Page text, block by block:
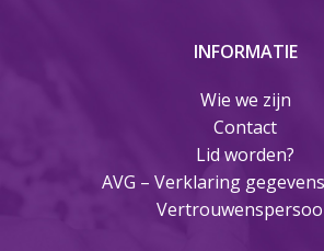
INFORMATIE
Wie we zijn
Contact
Lid worden?
AVG – Verklaring